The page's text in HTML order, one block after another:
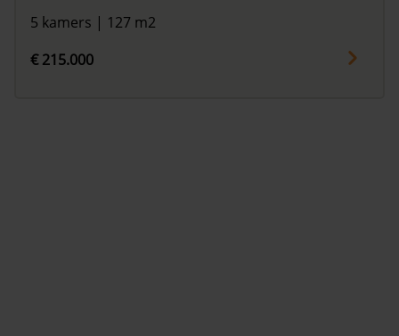
5 kamers | 127 m2
€ 215.000